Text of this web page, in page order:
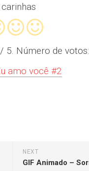
/ 5. Número de votos:
amo você #2
NEXT